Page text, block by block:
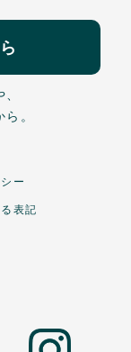
。
ー
表記